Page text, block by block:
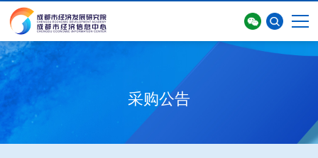
采购公告